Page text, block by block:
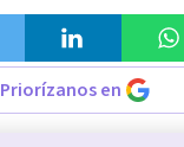
Priorízanos en